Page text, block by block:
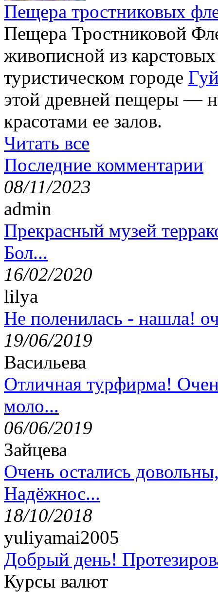
Пещера тростниковых
Пещера Тростниковой
живописной из
туристическом городе
этой древней пещеры —
красотами ее залов.
Читать все
Последние комментарии
08/11/2023
admin
Прекрасный музей
Бол...
16/02/2020
lilya
Не поленилась - нашла!
19/06/2019
Васильева
Отличная турфирма!
моло...
06/06/2019
Зайцева
Очень остались
Надёжнос...
18/10/2018
yuliyamai2005
Добрый день!
Курсы валют